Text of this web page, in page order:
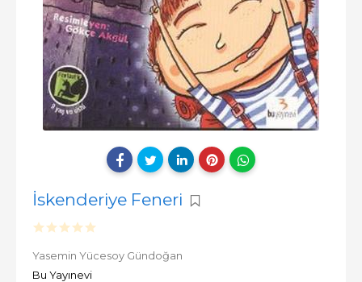
İskenderiye Feneri
Yasemin Yücesoy Gündoğan
Bu Yayınevi